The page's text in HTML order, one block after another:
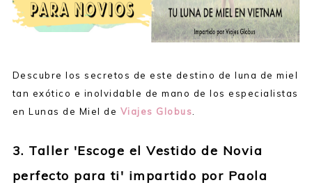
Descubre los secretos de este destino de luna de miel
tan exótico e inolvidable de mano de los especialistas
en Lunas de Miel de Viajes Globus.
3. Taller 'Escoge el Vestido de Novia
perfecto para ti' impartido por Paola